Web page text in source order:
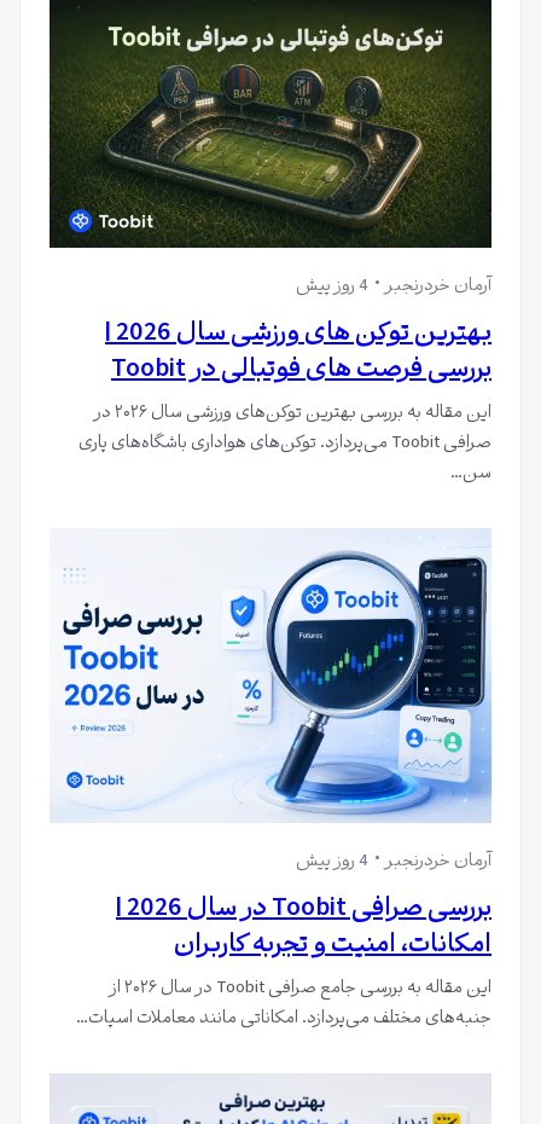
آرمان خردرنجبر 4 روز پیش
بهترین توکن های ورزشی سال 2026 |
بررسی فرصت های فوتبالی در Toobit
این مقاله به بررسی بهترین توکن‌های ورزشی سال ۲۰۲۶ در
صرافی Toobit می‌پردازد. توکن‌های هواداری باشگاه‌های پاری
سن…
آرمان خردرنجبر 4 روز پیش
بررسی صرافی Toobit در سال 2026 |
امکانات، امنیت و تجربه کاربران
این مقاله به بررسی جامع صرافی Toobit در سال ۲۰۲۶ از
جنبه‌های مختلف می‌پردازد. امکاناتی مانند معاملات اسپات…